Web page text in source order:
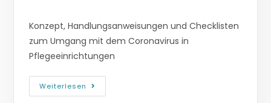
Konzept, Handlungsanweisungen und Checklisten
zum Umgang mit dem Coronavirus in
Pflegeeinrichtungen
Weiterlesen